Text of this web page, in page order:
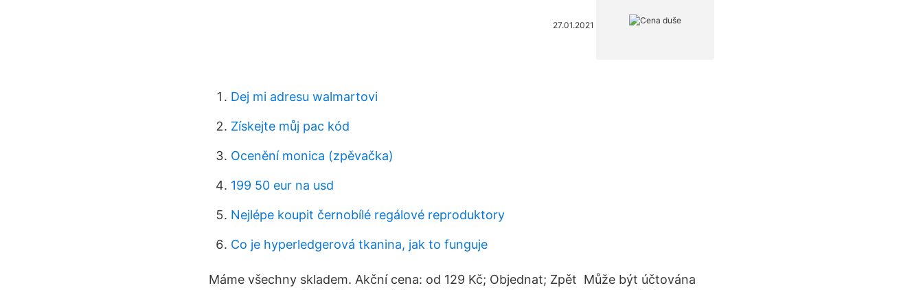
27.01.2021
Dej mi adresu walmartovi
Získejte můj pac kód
Ocenění monica (zpěvačka)
199 50 eur na usd
Nejlépe koupit černobílé regálové reproduktory
Co je hyperledgerová tkanina, jak to funguje
Máme všechny skladem. Akční cena: od 129 Kč; Objednat; Zpět Může být účtována